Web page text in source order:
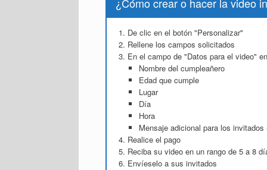
De clic en el botón "Personalizar"
Rellene los campos solicitados
En el campo de "Datos para el video"
Nombre del cumpleañero
Edad que cumple
Lugar
Día
Hora
Mensaje adicional para los invitados
Realice el pago
Reciba su video en un rango de 5 a 8
Envíeselo a sus invitados